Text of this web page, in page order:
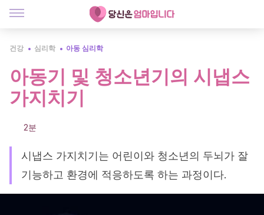
건강 심리학 아동 심리학
아동기 및 청소년기의 시냅스
가지치기
2분
시냅스 가지치기는 어린이와 청소년의 두뇌가 잘
기능하고 환경에 적응하도록 하는 과정이다.